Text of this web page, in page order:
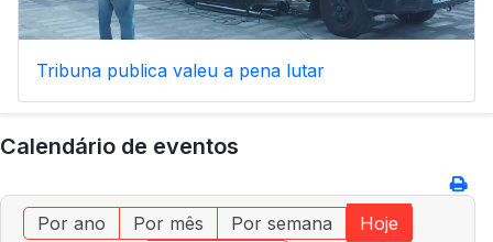
Tribuna publica valeu a pena lutar
Calendário de eventos
Por ano Por mês Por semana
Hoje